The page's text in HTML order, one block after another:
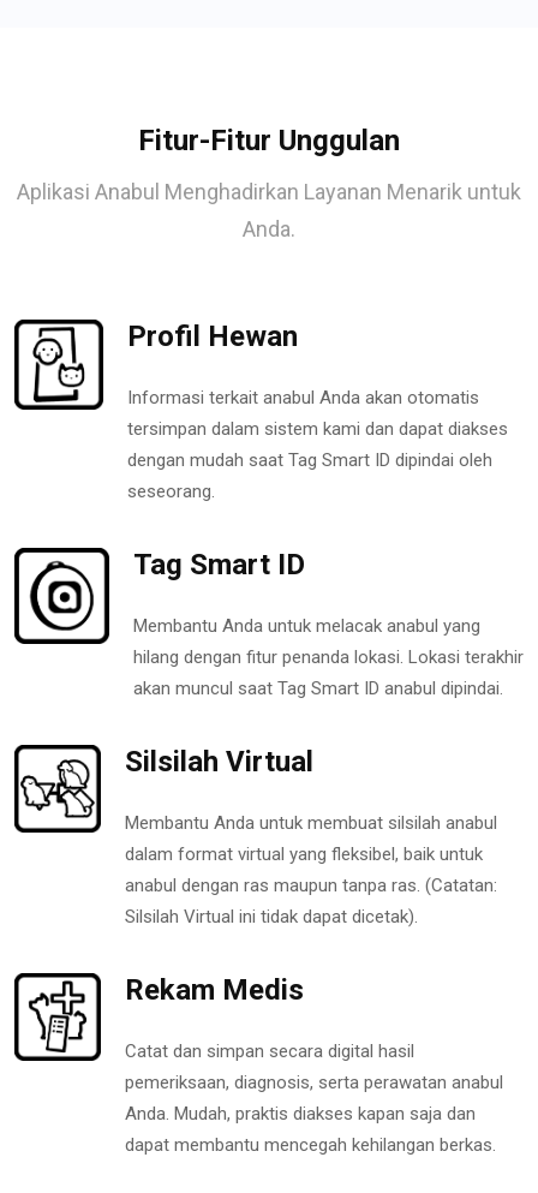
Fitur-Fitur Unggulan
Aplikasi Anabul Menghadirkan Layanan Menarik untuk
Anda.
Profil Hewan
Informasi terkait anabul Anda akan otomatis
tersimpan dalam sistem kami dan dapat diakses
dengan mudah saat Tag Smart ID dipindai oleh
seseorang.
Tag Smart ID
Membantu Anda untuk melacak anabul yang
hilang dengan fitur penanda lokasi. Lokasi terakhir
akan muncul saat Tag Smart ID anabul dipindai.
Silsilah Virtual
Membantu Anda untuk membuat silsilah anabul
dalam format virtual yang fleksibel, baik untuk
anabul dengan ras maupun tanpa ras. (Catatan:
Silsilah Virtual ini tidak dapat dicetak).
Rekam Medis
Catat dan simpan secara digital hasil
pemeriksaan, diagnosis, serta perawatan anabul
Anda. Mudah, praktis diakses kapan saja dan
dapat membantu mencegah kehilangan berkas.